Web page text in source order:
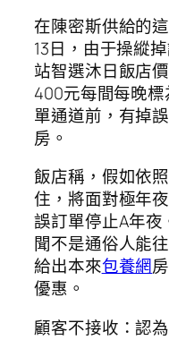
在陳密斯供給的
13日，由于操縱
站智選沐日飯店
400元每間每晚
單通道前，有掉
房。
飯店稱，假如依
住，將面對極年
誤訂單停止A年
聞不是通俗人能
給出本來包養網
優惠。
顧客不接收：認